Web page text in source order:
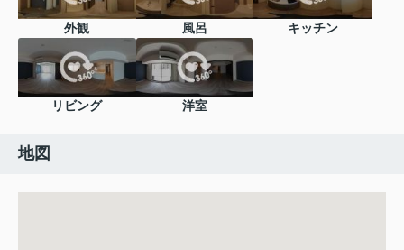
外観 風呂 キッチン
リビング 洋室
地図